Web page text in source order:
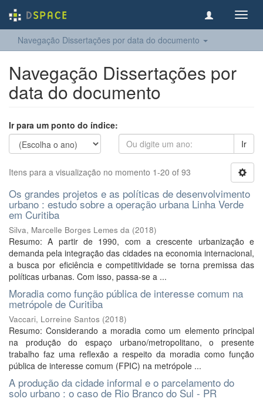
Navegação Dissertações por data do documento
Navegação Dissertações por
data do documento
Ir para um ponto do índice:
Ir
Itens para a visualização no momento 1-20 of 93
Os grandes projetos e as políticas de desenvolvimento
urbano : estudo sobre a operação urbana Linha Verde
em Curitiba
Silva, Marcelle Borges Lemes da (2018)
Resumo: A partir de 1990, com a crescente urbanização e
demanda pela integração das cidades na economia internacional,
a busca por eficiência e competitividade se torna premissa das
políticas urbanas. Com isso, passa-se a ...
Moradia como função pública de interesse comum na
metrópole de Curitiba
Vaccari, Lorreine Santos (2018)
Resumo: Considerando a moradia como um elemento principal
na produção do espaço urbano/metropolitano, o presente
trabalho faz uma reflexão a respeito da moradia como função
pública de interesse comum (FPIC) na metrópole ...
A produção da cidade informal e o parcelamento do
solo urbano : o caso de Rio Branco do Sul - PR